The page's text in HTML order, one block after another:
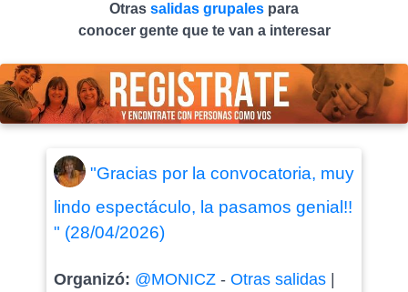
Otras salidas grupales para
conocer gente que te van a interesar
"Gracias por la convocatoria, muy
lindo espectáculo, la pasamos genial!!
" (28/04/2026)
Organizó: @MONICZ- Otras salidas|